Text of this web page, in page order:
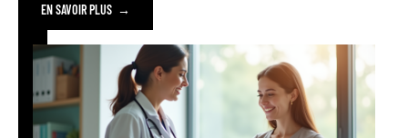
EN SAVOIR PLUS